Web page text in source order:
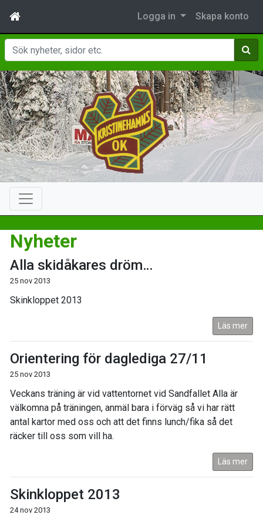
Logga in Skapa konto
Sök
Nyheter
Alla skidåkares dröm…
25 nov 2013
Skinkloppet 2013
Läs mer
Orientering för daglediga 27/11
25 nov 2013
Veckans träning är vid vattentornet vid Sandfallet Alla är
välkomna på träningen, anmäl bara i förväg så vi har rätt
antal kartor med oss och att det finns lunch/fika så det
räcker till oss som vill ha.
Läs mer
Skinkloppet 2013
24 nov 2013